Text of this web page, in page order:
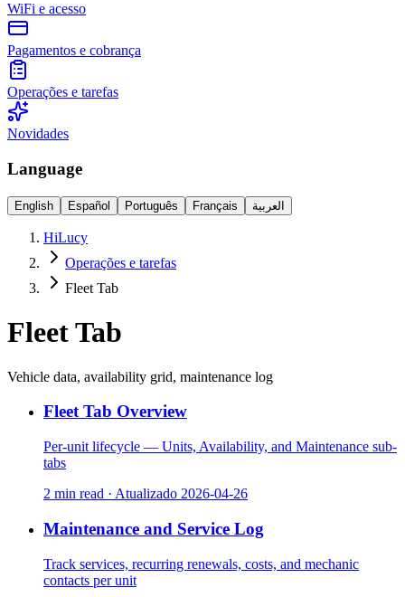
WiFi e acesso
Pagamentos e cobrança
Operações e tarefas
Novidades
Language
English Español Português Français العربية
HiLucy
Operações e tarefas
Fleet Tab
Fleet Tab
Vehicle data, availability grid, maintenance log
Fleet Tab Overview
Per-unit lifecycle — Units, Availability, and Maintenance sub-
tabs
2 min read · Atualizado 2026-04-26
Maintenance and Service Log
Track services, recurring renewals, costs, and mechanic
contacts per unit